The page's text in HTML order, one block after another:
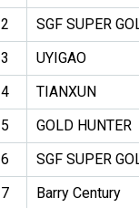
2
SGF SUPER
3
UYIGAO
4
TIANXUN
5
GOLD HUNTER
6
SGF SUPER
7
Barry Century